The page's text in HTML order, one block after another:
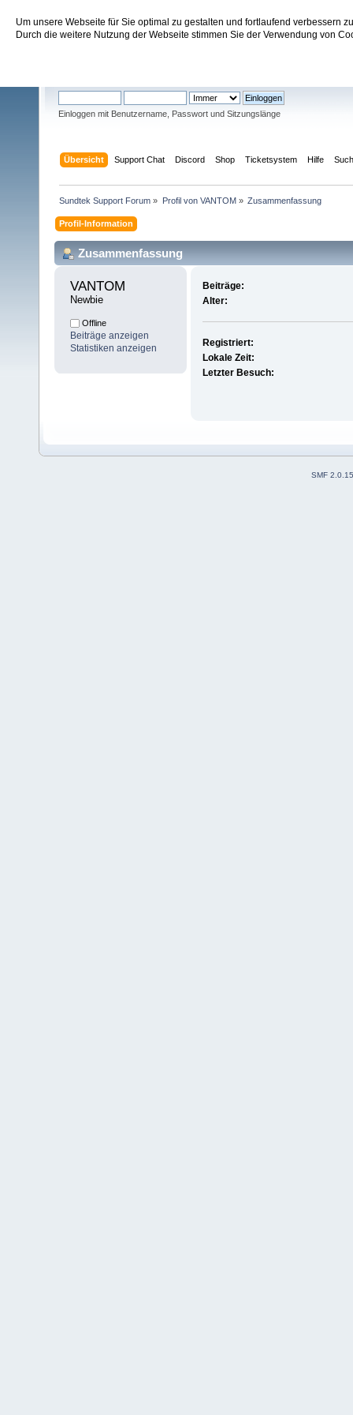
Um unsere Webseite für Sie optimal zu gestalten und fortlaufend verbessern
Durch die weitere Nutzung der Webseite stimmen Sie der Verwendung von
Sundtek Support Forum
Einloggen mit Benutzername, Passwort und Sitzungslänge
Übersicht Support Chat Discord Shop Ticketsystem Hilfe
Sundtek Support Forum » Profil von VANTOM» Zusammenfassung
Profil-Information
Zusammenfassung
VANTOM
Newbie
Offline
Beiträge anzeigen
Statistiken anzeigen
Beiträge:
Alter:
Registriert:
Lokale Zeit:
Letzter Besuch:
SMF 2.0.15